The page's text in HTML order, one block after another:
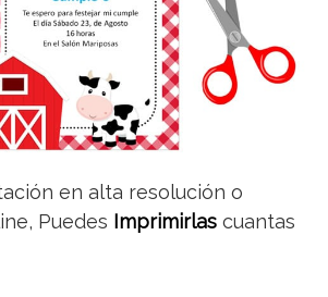
en alta resolución o
Puedes Imprimirlas cuantas